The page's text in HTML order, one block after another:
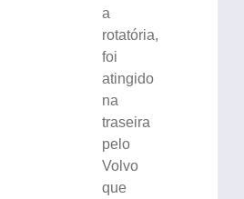
a
rotatória,
foi
atingido
na
traseira
pelo
Volvo
que